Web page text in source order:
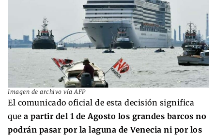
Imagen de archivo vía AFP
El comunicado oficial de esta decisión significa
que a partir del 1 de Agosto los grandes barcos no
podrán pasar por la laguna de Venecia ni por los